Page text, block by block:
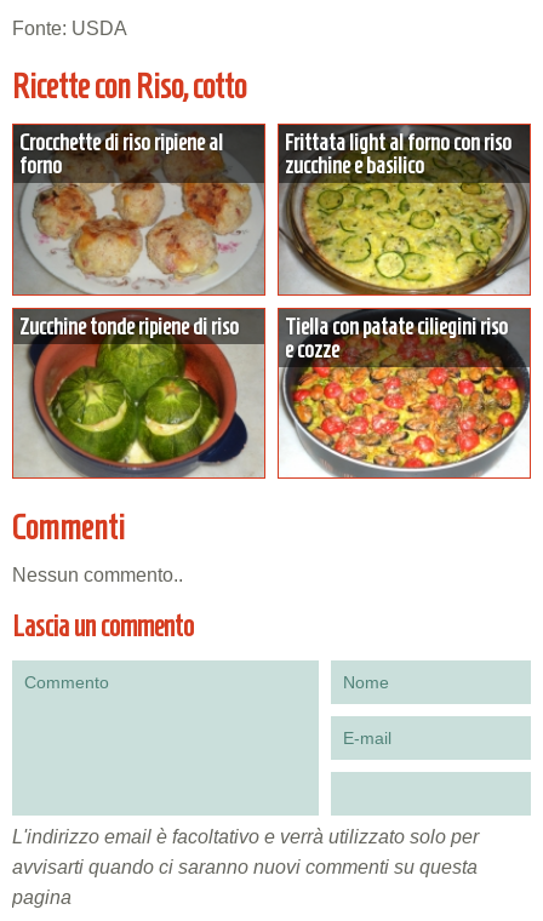
Fonte: USDA
Ricette con Riso, cotto
Crocchette di riso ripiene al
forno
Frittata light al forno con riso
zucchine e basilico
Zucchine tonde ripiene di riso
Tiella con patate ciliegini riso
e cozze
Commenti
Nessun commento..
Lascia un commento
L'indirizzo email è facoltativo e verrà utilizzato solo per
avvisarti quando ci saranno nuovi commenti su questa
pagina